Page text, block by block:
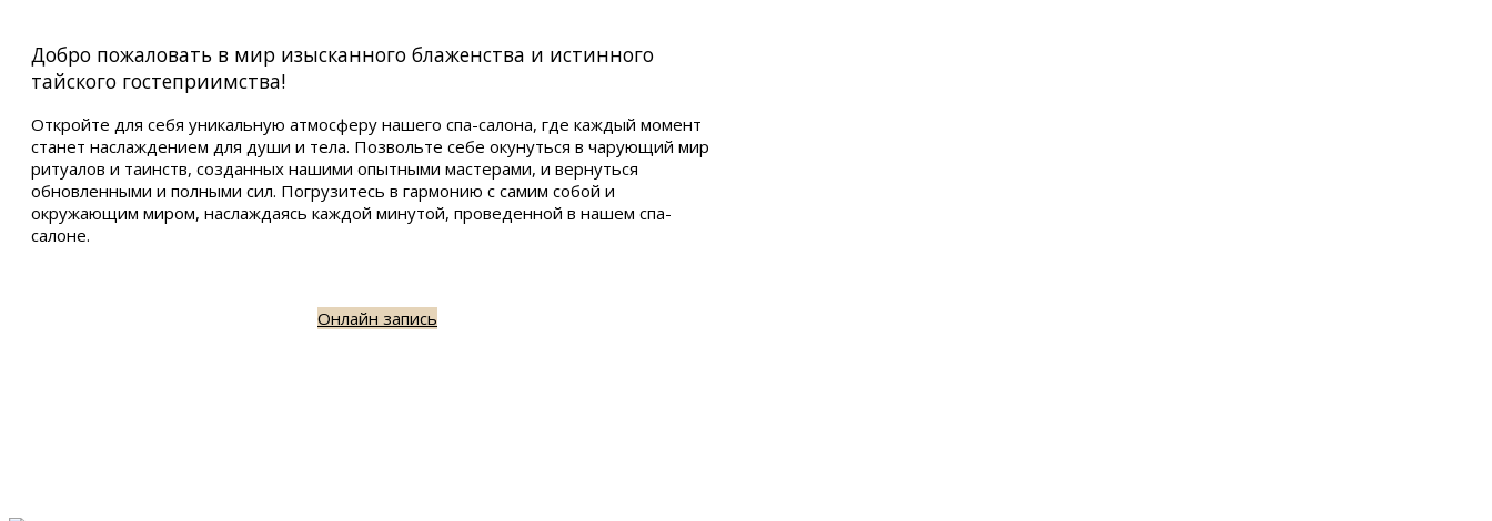
Добро пожаловать в мир изысканного блаженства и истинного
тайского гостеприимства!
Откройте для себя уникальную атмосферу нашего спа-салона, где каждый момент
станет наслаждением для души и тела. Позвольте себе окунуться в чарующий мир
ритуалов и таинств, созданных нашими опытными мастерами, и вернуться
обновленными и полными сил. Погрузитесь в гармонию с самим собой и
окружающим миром, наслаждаясь каждой минутой, проведенной в нашем спа-
салоне.
Онлайн запись